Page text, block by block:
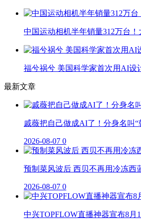
中国运动相机半年销量312万台
福兮祸兮 美国科学家首次用AI设
最新文章
戚薇把自己做成AI了！分身名叫“
2026-08-07 0
预制菜风波后 西贝不再用冷冻西
2026-08-07 0
中兴TOPFLOW直播神器宣布8月